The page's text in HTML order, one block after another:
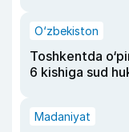
O‘zbekiston
Toshkentda
6 kishiga sud
Madaniyat